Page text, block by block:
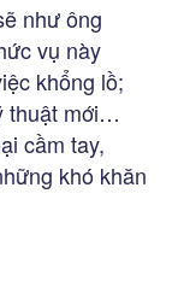
như ông
vụ này
khổng lồ;
thuật mới…
cầm tay,
khó khăn